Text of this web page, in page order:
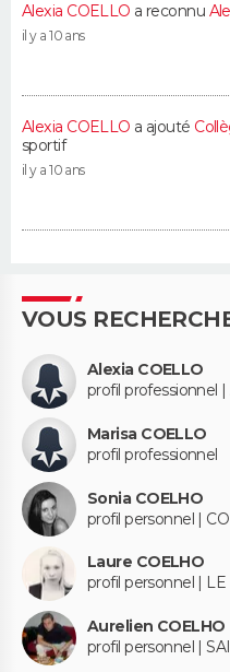
Alexia COELLO a reconnu
il y a 10 ans
Alexia COELLO a ajouté
sportif
il y a 10 ans
VOUS
Alexia COELLO
profil professionnel
Marisa COELLO
profil professionnel
Sonia COELHO
profil personnel |
Laure COELHO
profil personnel |
Aurelien COELHO
profil personnel |